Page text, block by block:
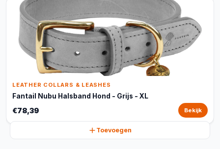
LEATHER COLLARS & LEASHES
Fantail Nubu Halsband Hond - Grijs - XL
€78,39 Bekijk
Toevoegen